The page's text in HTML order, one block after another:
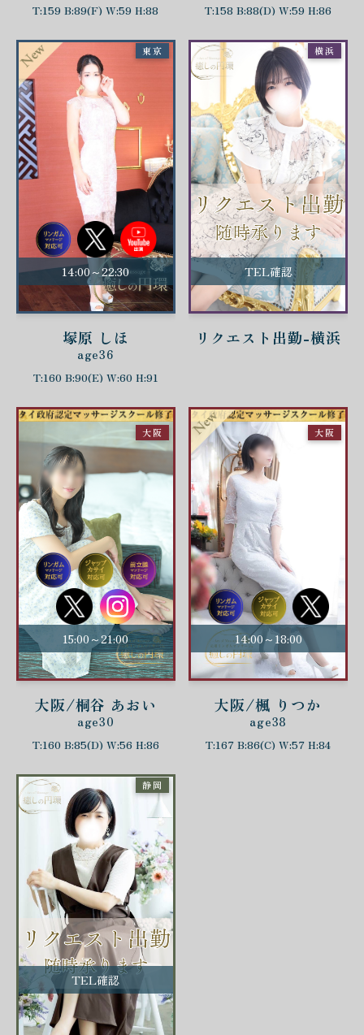
T:159 B:89(F) W:59 H:88 T:158 B:88(D) W:59 H:86
14:00～22:30
塚原 しほ
age36
T:160 B:90(E) W:60 H:91
東京
TEL確認
リクエスト出勤-横浜
横浜
15:00～21:00
大阪/桐谷 あおい
age30
T:160 B:85(D) W:56 H:86
大阪
14:00～18:00
大阪/楓 りつか
age38
T:167 B:86(C) W:57 H:84
大阪
TEL確認
静岡